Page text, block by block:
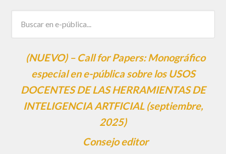
(NUEVO) – Call for Papers: Monográfico
especial en e-pública sobre los USOS
DOCENTES DE LAS HERRAMIENTAS DE
INTELIGENCIA ARTFICIAL (septiembre,
2025)
Consejo editor